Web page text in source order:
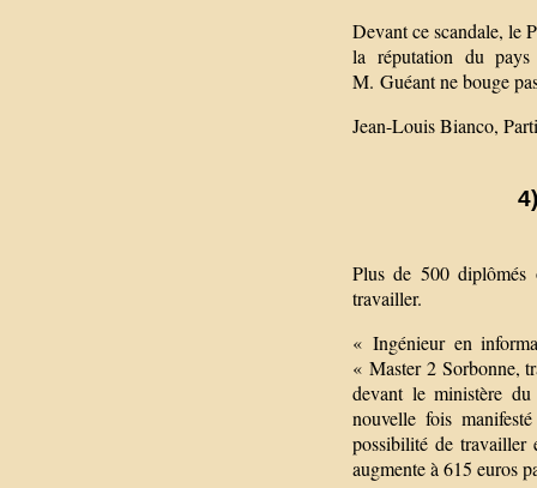
Devant ce scandale, le
la réputation du pays
M. Guéant ne bouge
Jean-Louis Bianco,
Plus de 500
travailler.
« Ingénieur en
« Master 2 Sorbonne,
devant le ministère du
nouvelle fois
possibilité de travailler
augmente à 615 euros